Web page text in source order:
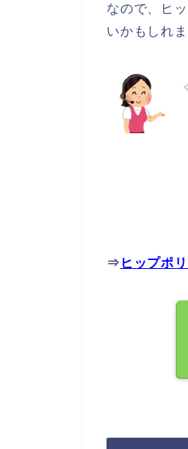
なので、ヒ
いかもしれま
⇒ ヒップポ